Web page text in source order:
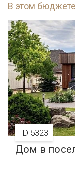
В этом бюджете
ID 5323
Дом в